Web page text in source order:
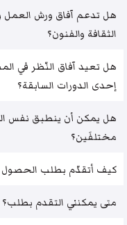
هل تدعم آفاق ورش العمل
الثقافة والفنون؟
هل تعيد آفاق النّظر في
إحدى الدورات السابقة؟
هل يمكن أن ينطبق نفس
مختلفَين؟
كيف أتقدّم بطلب
متى يمكنني التقدم بطلب؟